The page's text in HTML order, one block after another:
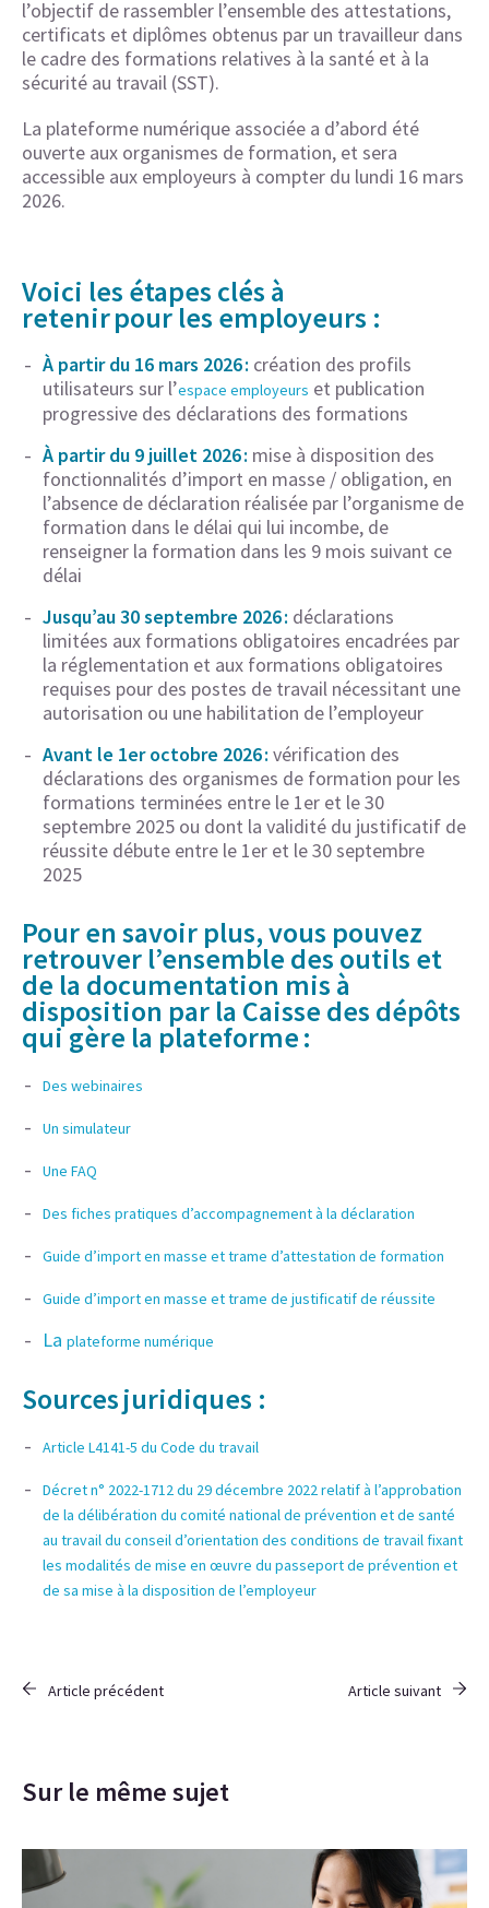
l’objectif de rassembler l’ensemble des attestations,
certificats et diplômes obtenus par un travailleur dans
le cadre des formations relatives à la santé et à la
sécurité au travail (SST).
La plateforme numérique associée a d’abord été
ouverte aux organismes de formation, et sera
accessible aux employeurs à compter du lundi 16 mars
2026.
Voici les étapes clés à
retenir pour les employeurs :
À partir du 16 mars 2026 : création des profils
utilisateurs sur l’espace employeurs et publication
progressive des déclarations des formations
À partir du 9 juillet 2026 : mise à disposition des
fonctionnalités d’import en masse / obligation, en
l’absence de déclaration réalisée par l’organisme de
formation dans le délai qui lui incombe, de
renseigner la formation dans les 9 mois suivant ce
délai
Jusqu’au 30 septembre 2026 : déclarations
limitées aux formations obligatoires encadrées par
la réglementation et aux formations obligatoires
requises pour des postes de travail nécessitant une
autorisation ou une habilitation de l’employeur
Avant le 1er octobre 2026 : vérification des
déclarations des organismes de formation pour les
formations terminées entre le 1er et le 30
septembre 2025 ou dont la validité du justificatif de
réussite débute entre le 1er et le 30 septembre
2025
Pour en savoir plus,vous pouvez
retrouver l’ensemble des outils et
de la documentation mis à
disposition par la Caisse des dépôts
qui gère la plateforme :
Des webinaires
Un simulateur
Une FAQ
Des fiches pratiques d’accompagnement à la déclaration
Guide d’import en masse et trame d’attestation de formation
Guide d’import en masse et trame de justificatif de réussite
La plateforme numérique
Sources juridiques :
Article L4141-5 du Code du travail
Décret n° 2022-1712 du 29 décembre 2022 relatif à l’approbation
de la délibération du comité national de prévention et de santé
au travail du conseil d’orientation des conditions de travail fixant
les modalités de mise en œuvre du passeportde prévention et
de sa mise à la disposition de l’employeur
Article précédent Article suivant
Sur le même sujet